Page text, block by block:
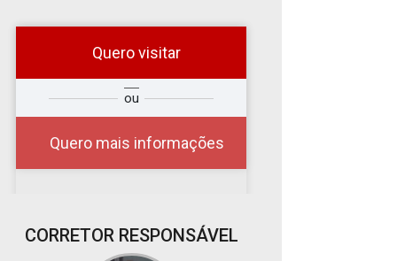
Quero visitar
ou
Quero mais informações
Qual o melhor dia e
horário para você?
CORRETOR RESPONSÁVEL